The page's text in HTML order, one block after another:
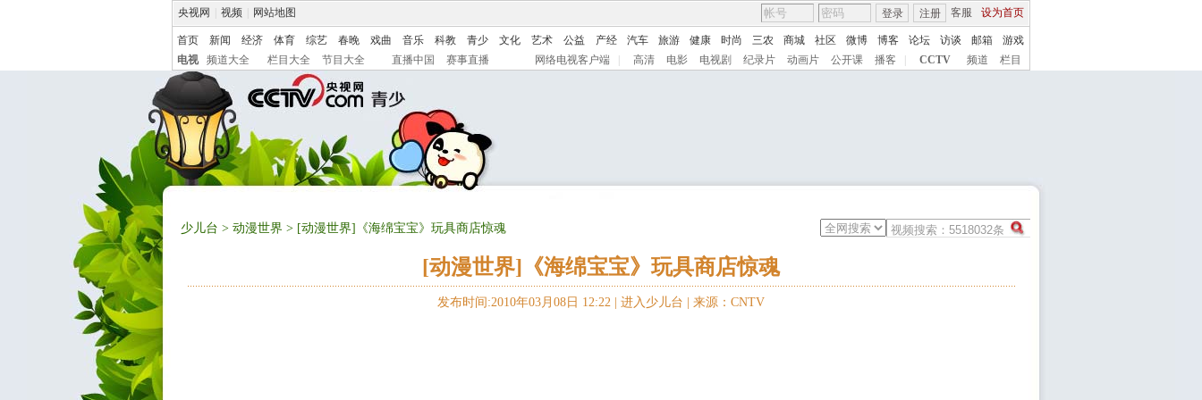
央视网 视频 网站地图 客服 设为首页
登录 注册
首页 新闻 经济 体育 综艺 春晚 戏曲 音乐 科教 青少 文化 艺术 公益 产经 汽车 旅游 健康 时尚 三农 商城 社区 微博 博客 论坛 访谈 邮箱
游戏
电视
频道大全 栏目大全 节目大全 直播中国 赛事直播 网络电视客户端 高清 电影 电视剧 纪录片 动画片 公开课 播客 CCTV 频道 栏目
少儿台 > 动漫世界 > [动漫世界]《海绵宝宝》玩具商店惊魂
[动漫世界]《海绵宝宝》玩具商店惊魂
发布时间:2010年03月08日 12:22 | 进入少儿台 来源：CNTV